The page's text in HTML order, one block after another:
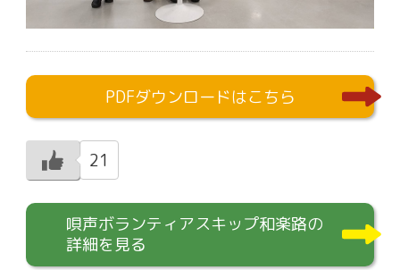
PDFダウンロードはこちら
21
唄声ボランティアスキップ和楽路の
詳細を見る